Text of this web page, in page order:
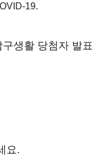
19.
생활 당첨자 발표
요.